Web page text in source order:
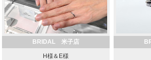
BRIDAL 米子店
H様＆E様